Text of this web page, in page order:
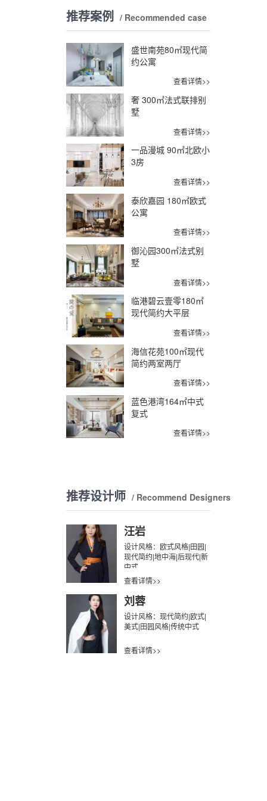
推荐案例 / Recommended case
盛世南苑80㎡现代简
约公寓
查看详情>>
奢 300㎡法式联排别
墅
查看详情>>
一品漫城 90㎡北欧小
3房
查看详情>>
泰欣嘉园 180㎡欧式
公寓
查看详情>>
御沁园300㎡法式别
墅
查看详情>>
临港碧云壹零180㎡
现代简约大平层
查看详情>>
海信花苑100㎡现代
简约两室两厅
查看详情>>
蓝色港湾164㎡中式
复式
查看详情>>
推荐设计师 / Recommend Designers
汪岩
设计风格：欧式风格|田园|
现代简约|地中海|后现代|新
中式
查看详情>>
刘蓉
设计风格：现代简约|欧式|
美式|田园风格|传统中式
查看详情>>